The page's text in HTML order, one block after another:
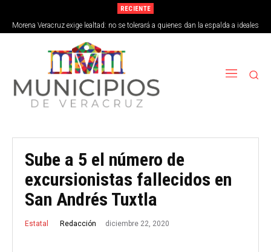
RECIENTE
Morena Veracruz exige lealtad: no se tolerará a quienes dan la espalda a ideales
de la 4T
Sube a 5 el número de
excursionistas fallecidos en
San Andrés Tuxtla
Estatal Redacción diciembre 22, 2020